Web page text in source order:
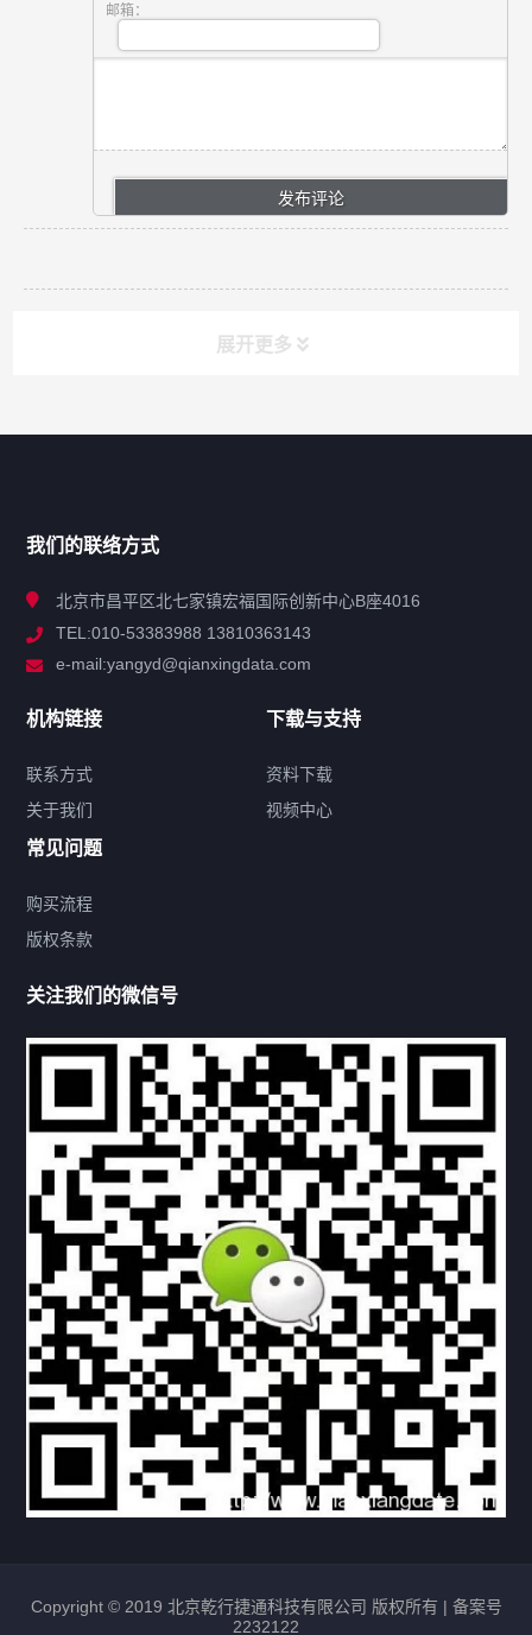
邮箱：
展开更多
解决方案
联系方式
热门标签
机构链接
联系方式 关于我们
下载与支持
资料下载 视频中心
常见问题
购买流程 版权条款
北京乾行捷通荣获阿里巴巴国际站多项年度荣誉，持续引
领ICT与AI行业发展
2025/12/22 527 新闻中心 信创服务器国产服务器
我们的联络方式
北京市昌平区北七家镇宏福国际创新中心B座4016
TEL:010-53383988 13810363143
e-mail:yangyd@qianxingdata.com
机构链接
联系方式
关于我们
下载与支持
资料下载
视频中心
常见问题
购买流程
版权条款
关注我们的微信号
Copyright © 2019 北京乾行捷通科技有限公司 版权所有 | 备案号
2232122